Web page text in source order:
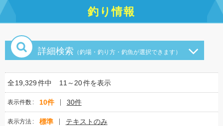
移
動
釣り情報
詳細検索 （釣場・釣り方・釣魚が選択できます）
全19,329件中 11～20件を表示
表示件数 10件 30件
表示方法 標準 テキストのみ